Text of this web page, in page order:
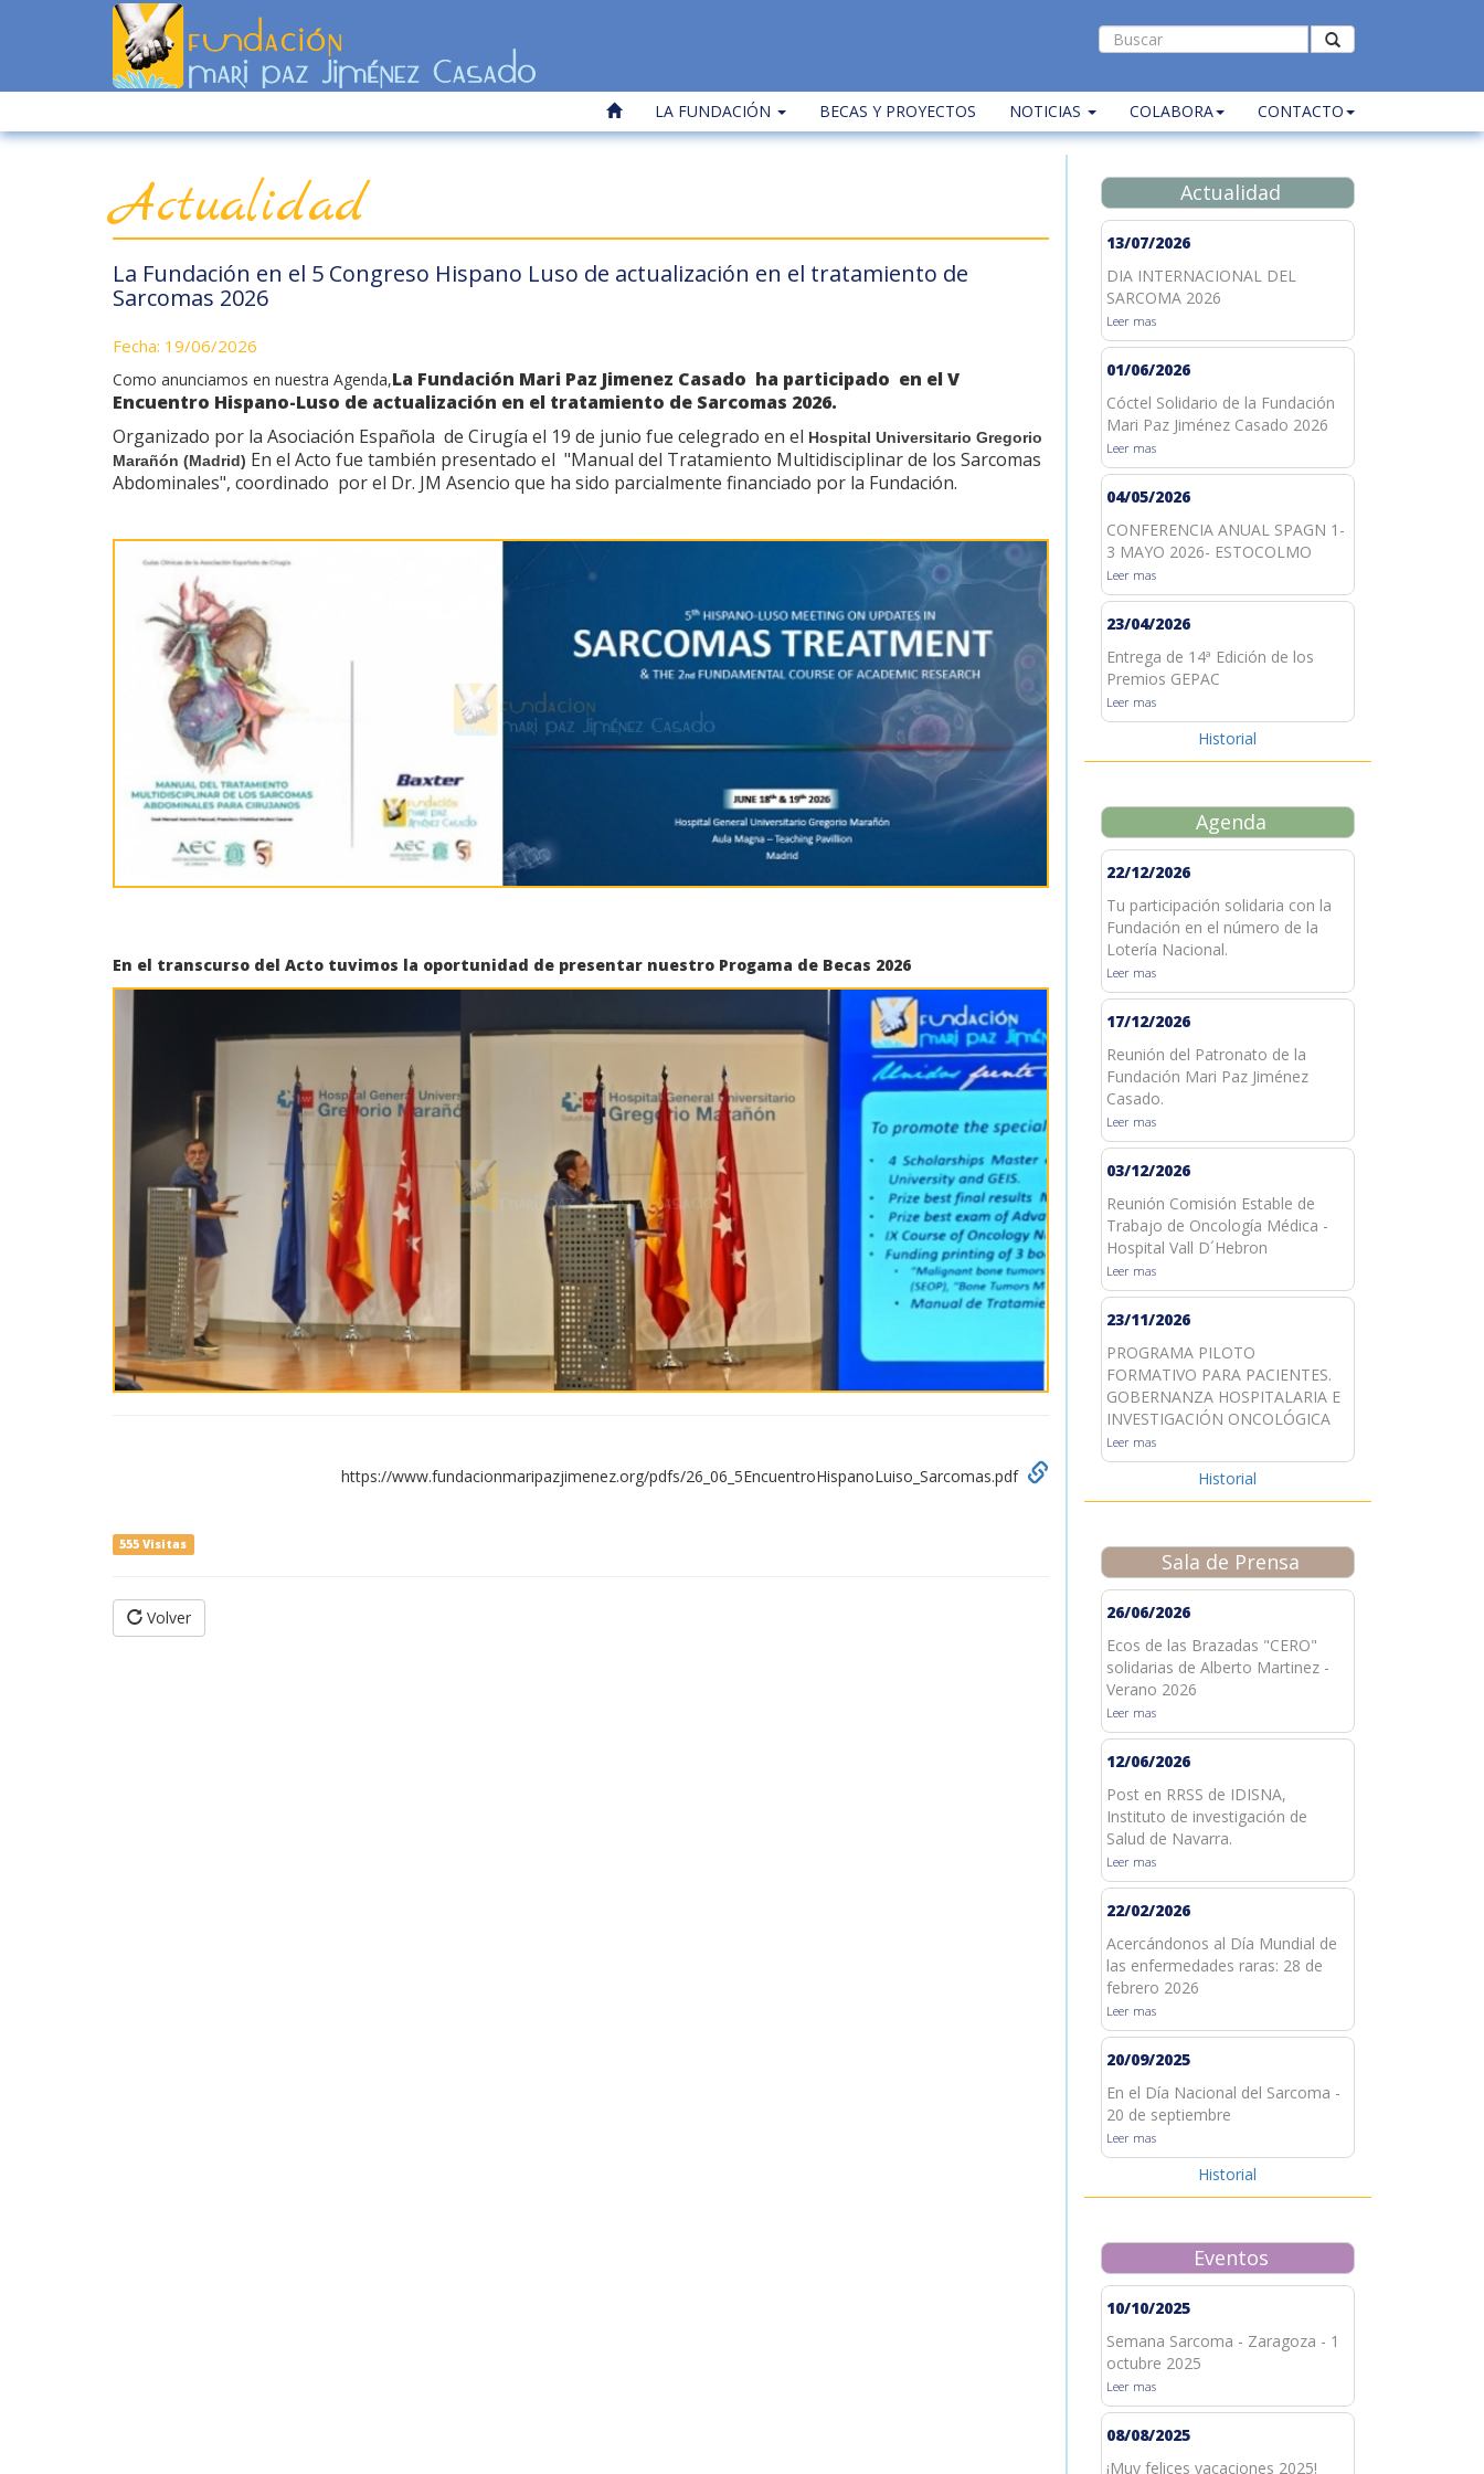
LA FUNDACIÓN BECAS Y PROYECTOS NOTICIAS COLABORA CONTACTO
Actualidad
La Fundación en el 5 Congreso Hispano Luso de actualización en el tratamiento de
Sarcomas 2026
Fecha: 19/06/2026
Como anunciamos en nuestra Agenda,La Fundación Mari Paz Jimenez Casado ha participado en el V
Encuentro Hispano-Luso de actualización en el tratamiento de Sarcomas 2026.
Organizado por la Asociación Española de Cirugía el 19 de junio fue celegrado en el Hospital Universitario Gregorio
Marañón (Madrid) En el Acto fue también presentado el "Manual del Tratamiento Multidisciplinar de los Sarcomas
Abdominales", coordinado por el Dr. JM Asencio que ha sido parcialmente financiado por la Fundación.
En el transcurso del Acto tuvimos la oportunidad de presentar nuestro Progama de Becas 2026
https://www.fundacionmaripazjimenez.org/pdfs/26_06_5EncuentroHispanoLuiso_Sarcomas.pdf
555 Visitas
Volver
Actualidad
13/07/2026
DIA INTERNACIONAL DEL
SARCOMA 2026
Leer mas
01/06/2026
Cóctel Solidario de la Fundación
Mari Paz Jiménez Casado 2026
Leer mas
04/05/2026
CONFERENCIA ANUAL SPAGN 1-
3 MAYO 2026- ESTOCOLMO
Leer mas
23/04/2026
Entrega de 14ª Edición de los
Premios GEPAC
Leer mas
Historial
Agenda
22/12/2026
Tu participación solidaria con la
Fundación en el número de la
Lotería Nacional.
Leer mas
17/12/2026
Reunión del Patronato de la
Fundación Mari Paz Jiménez
Casado.
Leer mas
03/12/2026
Reunión Comisión Estable de
Trabajo de Oncología Médica -
Hospital Vall D´Hebron
Leer mas
23/11/2026
PROGRAMA PILOTO
FORMATIVO PARA PACIENTES.
GOBERNANZA HOSPITALARIA E
INVESTIGACIÓN ONCOLÓGICA
Leer mas
Historial
Sala de Prensa
26/06/2026
Ecos de las Brazadas "CERO"
solidarias de Alberto Martinez -
Verano 2026
Leer mas
12/06/2026
Post en RRSS de IDISNA,
Instituto de investigación de
Salud de Navarra.
Leer mas
22/02/2026
Acercándonos al Día Mundial de
las enfermedades raras: 28 de
febrero 2026
Leer mas
20/09/2025
En el Día Nacional del Sarcoma -
20 de septiembre
Leer mas
Historial
Eventos
10/10/2025
Semana Sarcoma - Zaragoza - 1
octubre 2025
Leer mas
08/08/2025
¡Muy felices vacaciones 2025!